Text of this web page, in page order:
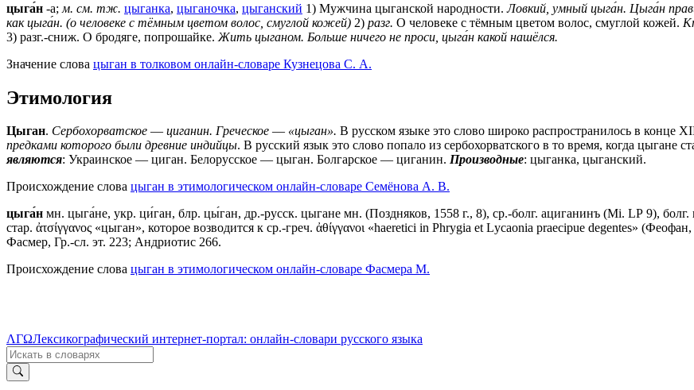
цыга́н -а; м. см. тж. цыганка, цыганочка, цыганский 1) Мужчина цыганской народности.Ловкий, умный цыга́н. Цыга́н
как цыга́н. (о человеке с тёмным цветом волос, смуглой кожей) 2) разг. О человеке с тёмным цветом волос, смуглой кожей.
3) разг.-сниж. О бродяге, попрошайке. Жить цыганом. Больше ничего не проси, цыга́н какой нашёлся.
Значение слова цыган в толковом онлайн-словаре Кузнецова С. А.
Этимология
Цыган. Сербохорватское — циганин. Греческое — «цыган». В русском языке это слово широко распространилось в конце
предками которого были древние индийцы. В русский язык это слово попало из сербохорватского в то время, когда цыгане
являются: Украинское — циган. Белорусское — цыган. Болгарское — циганин. Производные: цыганка, цыганский.
Происхождение слова цыган в этимологическом онлайн-словаре Семёнова А. В.
цыга́н мн. цыга́не, укр. ци́ган, блр. цы́ган, др.-русск. цыгане мн. (Поздняков, 1558 г., 8), ср.-болг. ациганинъ (Мi. LР 9), болг.
стар. ἀτσίγγανος «цыган», которое возводится к ср.-греч. ἀθίγγανοι «hаеrеtiсi in Phrygia еt Lусаоniа рrаесiрuе degentes»
Фасмер, Гр.-сл. эт. 223; Андриотис 266.
Происхождение слова цыган в этимологическом онлайн-словаре Фасмера М.
ΛΓΩЛексикографический интернет-портал: онлайн-словари русского языка